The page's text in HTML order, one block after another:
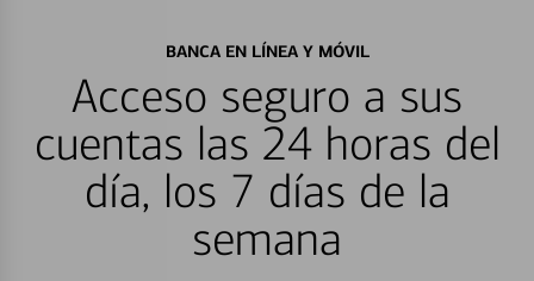
BANCA EN LÍNEA Y MÓVIL
Acceso seguro a sus
cuentas las 24 horas del
día, los 7 días de la
semana